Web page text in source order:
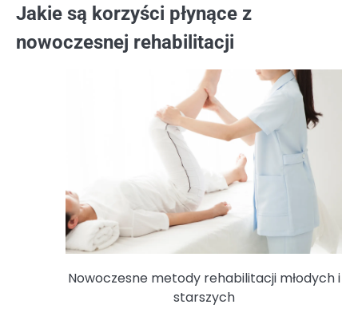
Jakie są korzyści płynące z
nowoczesnej rehabilitacji
Nowoczesne metody rehabilitacji młodych i
starszych